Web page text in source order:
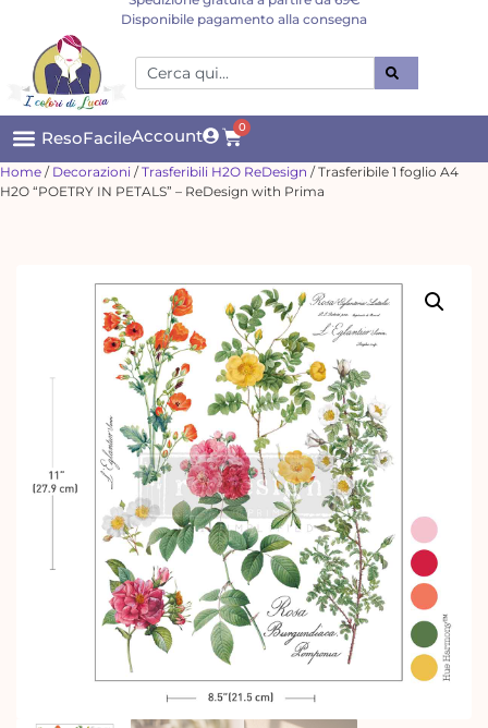
Disponibile pagamento alla consegna
ResoFacileAccount 0
Home / Decorazioni /Trasferibili H2O ReDesign / Trasferibile 1 foglio A4
H2O “POETRY IN PETALS” – ReDesign with Prima